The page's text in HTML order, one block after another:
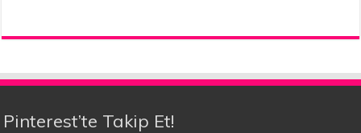
Pinterest’te Takip Et!